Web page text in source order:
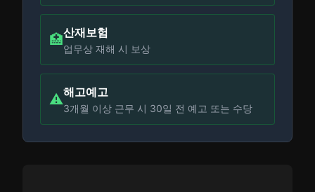
🏥산재보험
업무상 재해 시 보상
⚠️해고예고
3개월 이상 근무 시 30일 전 예고 또는 수당